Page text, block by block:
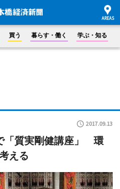
買う 暮らす・働く 学ぶ・知る
2017.09.13
「質実剛健講座」 環
える